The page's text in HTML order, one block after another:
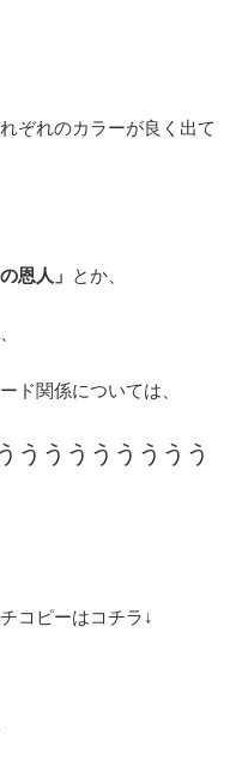
ぞれのカラーが良く出て
恩人」 とか、
ド関係については、
うううううううう
コピーはコチラ↓